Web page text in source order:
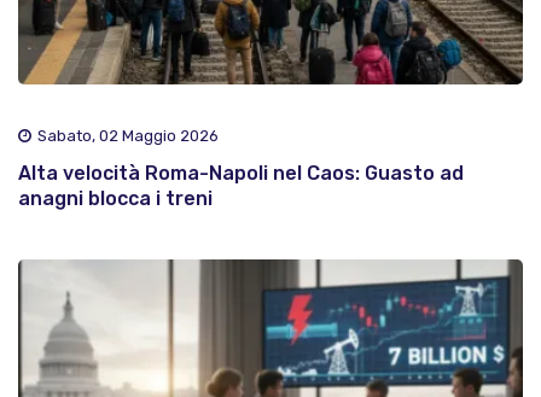
Sabato, 02 Maggio 2026
Alta velocità Roma-Napoli nel Caos: Guasto ad
anagni blocca i treni